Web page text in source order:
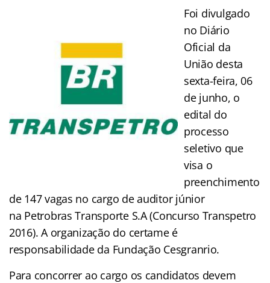
Foi divulgado
no Diário
Oficial da
União desta
sexta-feira, 06
de junho, o
edital do
processo
seletivo que
visa o
preenchimento
de 147 vagas no cargo de auditor júnior
na Petrobras Transporte S.A (Concurso Transpetro
2016). A organização do certame é
responsabilidade da Fundação Cesgranrio.
Para concorrer ao cargo os candidatos devem